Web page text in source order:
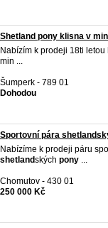
Shetland pony klisna v
Nabízím k prodeji 18ti letou
min ...
Šumperk - 789 01
Dohodou
Sportovní pára
Nabízíme k prodeji páru
shetlandských pony ...
Chomutov - 430 01
250 000 Kč